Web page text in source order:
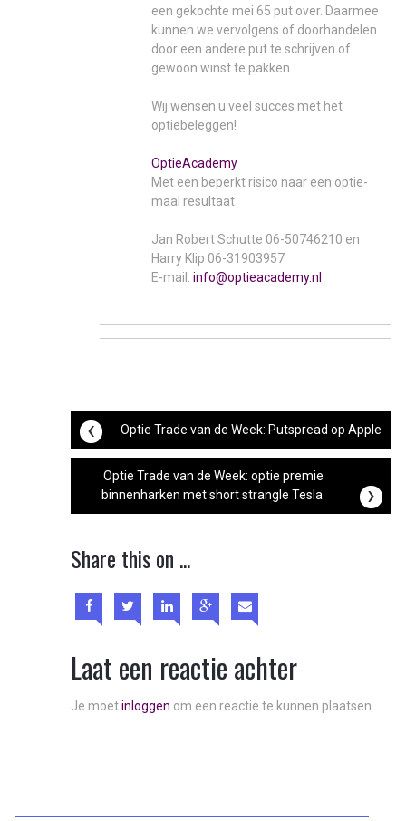
een gekochte mei 65 put over. Daarmee
kunnen we vervolgens of doorhandelen
door een andere put te schrijven of
gewoon winst te pakken.
Wij wensen u veel succes met het
optiebeleggen!
OptieAcademy
Met een beperkt risico naar een optie-
maal resultaat
Jan Robert Schutte 06-50746210 en
Harry Klip 06-31903957
E-mail: info@optieacademy.nl
Post
navigation
‹ Optie Trade van de Week: Putspread op Apple
Optie Trade van de Week: optie premie
binnenharken met short strangle Tesla
›
Share this on ...
Laat een reactie achter
Je moetinloggen om een reactie te kunnen plaatsen.